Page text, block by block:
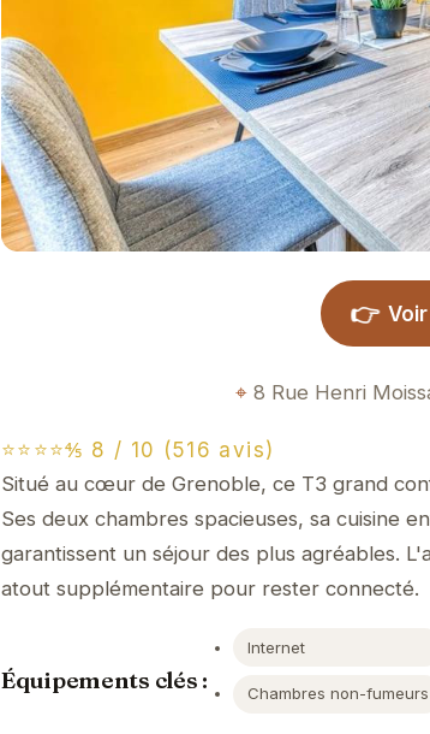
👉
8 Rue Henri
⭐⭐⭐⭐⅘ 8 / 10 (516 avis)
Situé au cœur de Grenoble, ce T3 grand
Ses deux chambres spacieuses, sa cuisine
garantissent un séjour des plus agréables.
atout supplémentaire pour rester connecté.
Équipements clés :
Internet
Chambres non-fumeurs